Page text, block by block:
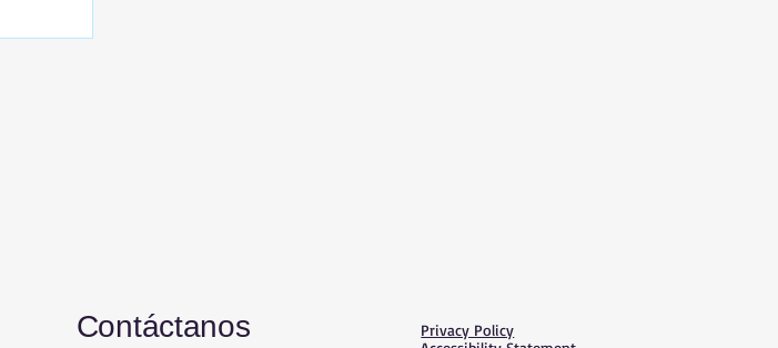
Contáctanos
Privacy Policy